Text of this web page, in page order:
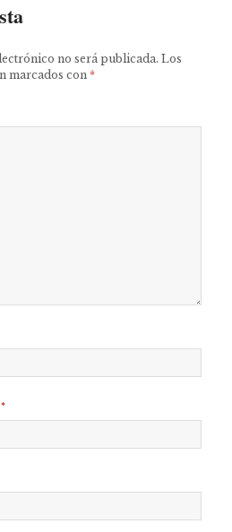
no será publicada. Los
marcados con*
*